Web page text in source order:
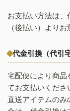
お支払い方法は、
（後払い）よりお
代金引換（代引
宅配便により商品
てお支払いくださ
直送アイテムのみ